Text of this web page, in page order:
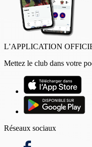
L’APPLICATION
Mettez le club dans votre
Réseaux sociaux